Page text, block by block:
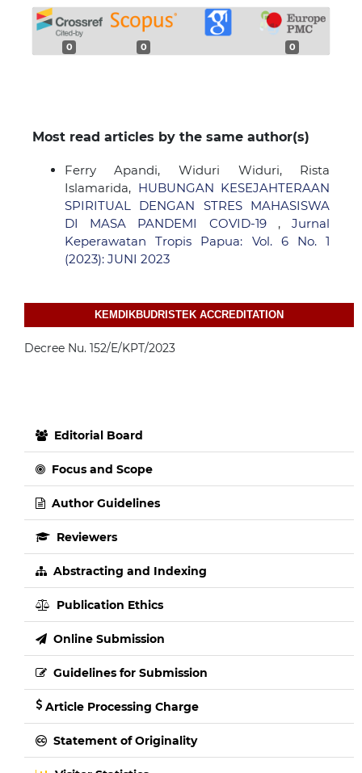
0 0 0
Most read articles by the same author(s)
Ferry Apandi, Widuri Widuri, Rista
Islamarida, HUBUNGAN KESEJAHTERAAN
SPIRITUAL DENGAN STRES MAHASISWA
DI MASA PANDEMI COVID-19 ,Jurnal
Keperawatan Tropis Papua: Vol. 6 No. 1
(2023): JUNI 2023
KEMDIKBUDRISTEK ACCREDITATION
Decree Nu. 152/E/KPT/2023
Editorial Board
Focus and Scope
Author Guidelines
Reviewers
Abstracting and Indexing
Publication Ethics
Online Submission
Guidelines for Submission
Article Processing Charge
Statement of Originality